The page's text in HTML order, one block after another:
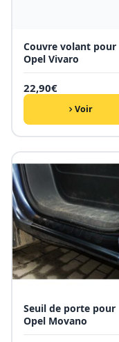
Couvre volant pour
Opel Vivaro
22,90€
Voir
Seuil de porte pour
Opel Movano